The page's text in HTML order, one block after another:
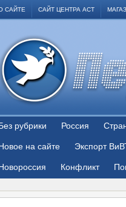
САЙТЕ САЙТ ЦЕНТРА АСТ
рубрики Россия
на сайте Экспорт
Конфликт